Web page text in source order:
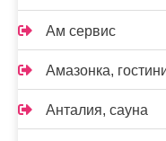
Ам сервис
Амазонка,
Анталия, сауна